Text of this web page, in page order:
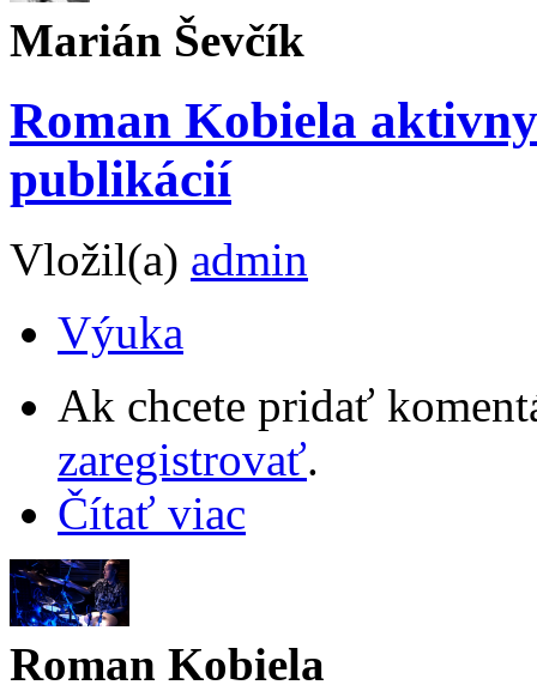
Marián Ševčík
Roman Kobiela
publikácií
Vložil(a) admin
Výuka
Ak chcete pridať
zaregistrovať.
Čítať viac
Roman Kobiela